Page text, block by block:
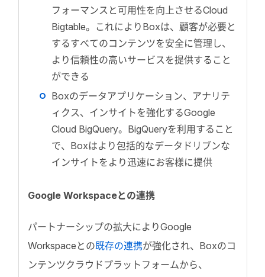
フォーマンスと可用性を向上させるCloud
Bigtable。これによりBoxは、顧客が必要と
するすべてのコンテンツを安全に管理し、
より信頼性の高いサービスを提供すること
ができる
Boxのデータアプリケーション、アナリテ
ィクス、インサイトを強化するGoogle
Cloud BigQuery。BigQueryを利用すること
で、Boxはより包括的なデータドリブンな
インサイトをより迅速にお客様に提供
Google Workspaceとの連携
パートナーシップの拡大によりGoogle
Workspaceとの既存の連携が強化され、Boxのコ
ンテンツクラウドプラットフォームから、